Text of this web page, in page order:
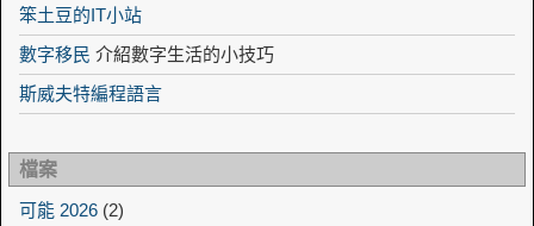
笨土豆的IT小站
數字移民 介紹數字生活的小技巧
斯威夫特編程語言
檔案
可能 2026 (2)